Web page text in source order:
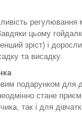
регулювання
цьому
зріст) і
та висадку.
подарунком для
стане
так і для